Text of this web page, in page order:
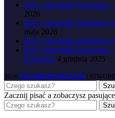
Sofy i narożniki Jaworzno
2026
Sofy i narożniki modułowe
maja 2026
Sofy i narożniki
Sofy i narożniki Jaworzno
Komfortu 4 grudnia 2025
2026 CENTRUM SYPIALNI |
Zacznij pisać a zobaczysz